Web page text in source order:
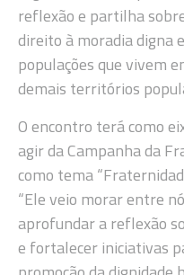
reflexão e partilha
direito à moradia digna
populações que vivem
demais territórios
O encontro terá como
agir da Campanha da
como tema
“Ele veio morar entre
aprofundar a reflexão
e fortalecer iniciativas